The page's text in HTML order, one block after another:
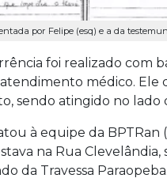
por Felipe (esq) e a da
foi realizado com
médico. Ele
sendo atingido no lado
à equipe da BPTRan
na Rua
da Travessa Paraopeba.